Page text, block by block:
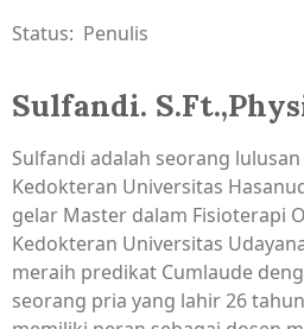
Status: Penulis
Sulfandi.
Sulfandi adalah seorang
Kedokteran Universitas
gelar Master dalam Fisioterapi
Kedokteran Universitas
meraih predikat Cumlaude
seorang pria yang lahir 26